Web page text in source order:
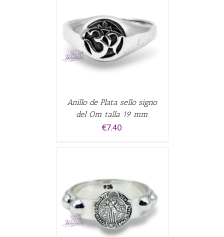
Anillo de Plata sello signo
del Om talla 19 mm
€7.40